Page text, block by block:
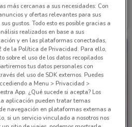
m
Chedraui
Caduca el 16/08
más cercanas a sus necesidades: Con
y ofertas relevantes para sus
gustos. Todo esto es posible gracias a
realizados en base a sus
y en las plataformas conectadas,
de la Política de Privacidad. Para ello,
sobre el uso de los datos recopilados
tus datos personales con
del uso de SDK externos. Puedes
a Menu > Privacidad >
App. ¿Qué sucede si acepta? Los
aplicación pueden tratar temas
navegación en plataformas externas a
si un servicio vinculado a nosotros nos